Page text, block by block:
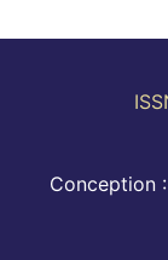
Conception